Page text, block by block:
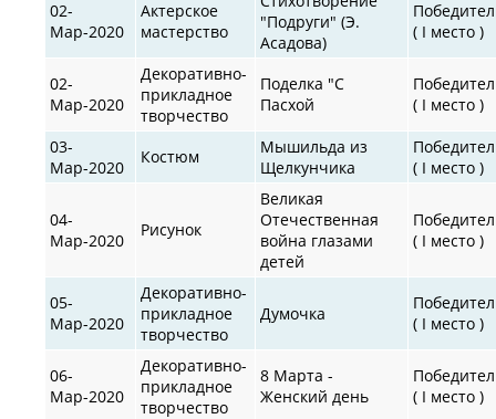
02-
Мар-2020
Актерское
мастерство
"Подруги" (Э.
Асадова)
( I место )
02-
Мар-2020
Декоративно-
прикладное
творчество
Поделка "С
Пасхой
( I место )
03-
Мар-2020
Костюм
Мышильда из
Щелкунчика
( I место )
04-
Мар-2020
Рисунок
Великая
Отечественная
война глазами
детей
( I место )
05-
Мар-2020
Декоративно-
прикладное
творчество
Думочка
( I место )
06-
Мар-2020
Декоративно-
прикладное
творчество
8 Марта -
Женский день
( I место )